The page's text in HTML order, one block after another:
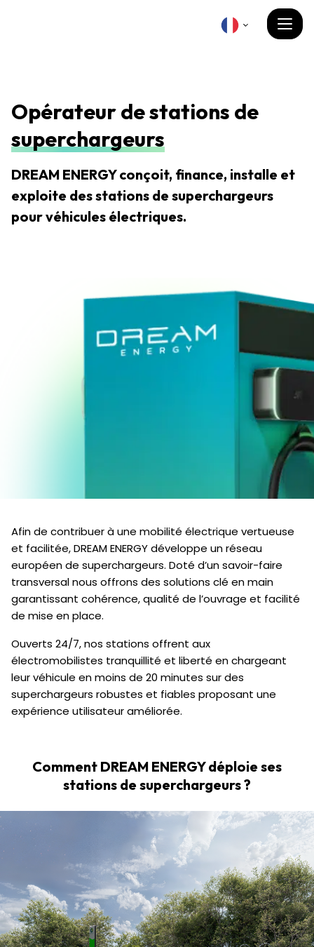
Opérateur de stations de
superchargeurs
DREAM ENERGY conçoit, finance, installe et
exploite des stations de superchargeurs
pour véhicules électriques.
Afin de contribuer à une mobilité électrique vertueuse
et facilitée, DREAM ENERGY développe un réseau
européen de superchargeurs. Doté d’un savoir-faire
transversal nous offrons des solutions clé en main
garantissant cohérence, qualité de l’ouvrage et facilité
de mise en place.
Ouverts 24/7, nos stations offrent aux
électromobilistes tranquillité et liberté en chargeant
leur véhicule en moins de 20 minutes sur des
superchargeurs robustes et fiables proposant une
expérience utilisateur améliorée.
Comment DREAM ENERGY déploie ses
stations de superchargeurs ?